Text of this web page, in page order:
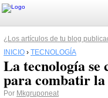
¿Los artículos de tu blog
INICIO › TECNOLOGÍA
La tecnología se
para combatir la
Por Mkgruponeat